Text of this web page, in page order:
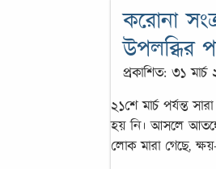
করোনা
উপলব্ধির
প্রকাশিত: ৩১
২১শে মার্চ পর্যন্ত
হয় নি। আসলে
লোক মারা গেছে,